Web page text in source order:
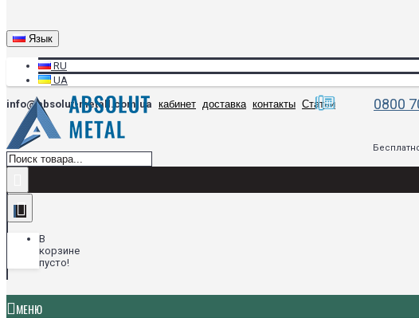
Язык
RU
UA
info@absolut-metall.com.ua кабинет доставка контакты Статьи 0800
В
корзине
пусто!
МЕНЮ